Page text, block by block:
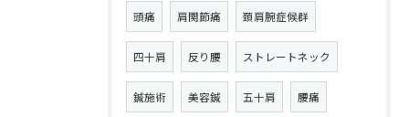
頭痛 肩関節痛 頚肩腕症候群
四十肩 反り腰 ストレートネック
鍼施術 美容鍼 五十肩 腰痛